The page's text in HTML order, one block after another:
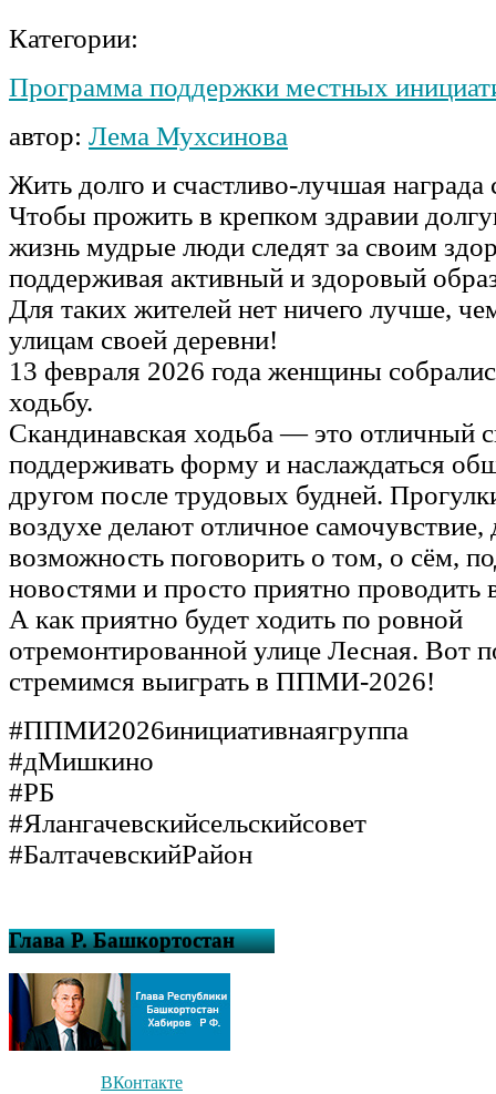
Категории:
Программа поддержки местных
автор: Лема Мухсинова
Жить долго и счастливо-лучшая награда
Чтобы прожить в крепком здравии
жизнь мудрые люди следят за своим
поддерживая активный и здоровый
Для таких жителей нет ничего лучше,
улицам своей деревни!
13 февраля 2026 года женщины
ходьбу.
Скандинавская ходьба — это отличный
поддерживать форму и наслаждаться
другом после трудовых будней.
воздухе делают отличное самочувствие,
возможность поговорить о том, о сём,
новостями и просто приятно проводить
А как приятно будет ходить по ровной
отремонтированной улице Лесная. Вот
стремимся выиграть в ППМИ-2026!
#ППМИ2026инициативнаягруппа
#дМишкино
#РБ
#Ялангачевскийсельскийсовет
#БалтачевскийРайон
Глава Р. Башкортостан
ВКонтакте